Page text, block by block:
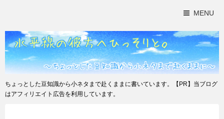
MENU
ちょっとした豆知識から小ネタまで赴くままに書いています。【PR】当ブログ
はアフィリエイト広告を利用しています。